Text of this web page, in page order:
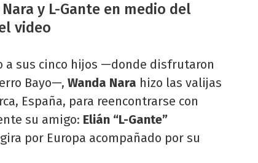
y L-Gante en medio del
video
a sus cinco hijos —donde disfrutaron
Bayo—, Wanda Nara hizo las valijas
España, para reencontrarse con
su amigo: Elián “L-Gante”
por Europa acompañado por su